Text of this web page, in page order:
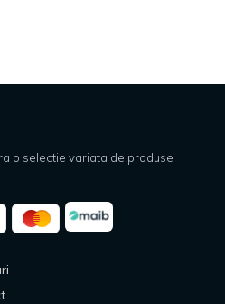
o selectie variata de produse